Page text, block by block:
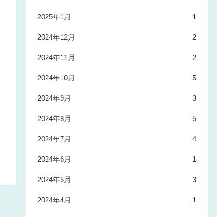
2025年1月 1
2024年12月 2
2024年11月 2
2024年10月 5
2024年9月 3
2024年8月 5
2024年7月 4
2024年6月 1
2024年5月 3
2024年4月 1